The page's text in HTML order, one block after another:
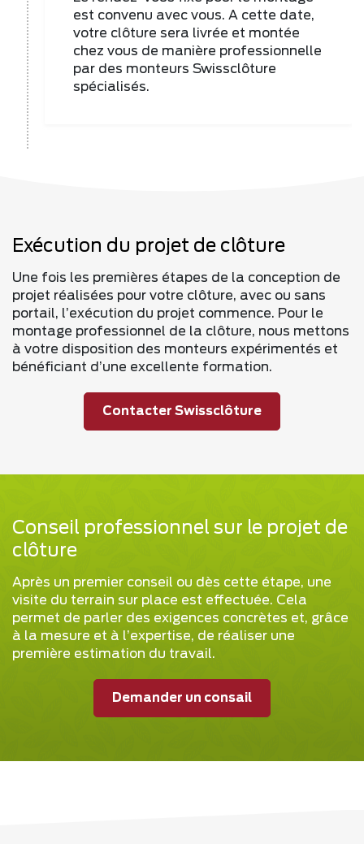
est convenu avec vous. A cette date,
votre clôture sera livrée et montée
chez vous de manière professionnelle
par des monteurs Swissclôture
spécialisés.
Exécution du projet de clôture
Une fois les premières étapes de la conception de
projet réalisées pour votre clôture, avec ou sans
portail, l’exécution du projet commence. Pour le
montage professionnel de la clôture, nous mettons
à votre disposition des monteurs expérimentés et
bénéficiant d’une excellente formation.
Contacter Swissclôture
Conseil professionnel sur le projet de
clôture
Après un premier conseil ou dès cette étape, une
visite du terrain sur place est effectuée. Cela
permet de parler des exigences concrètes et, grâce
à la mesure et à l’expertise, de réaliser une
première estimation du travail.
Demander un consail